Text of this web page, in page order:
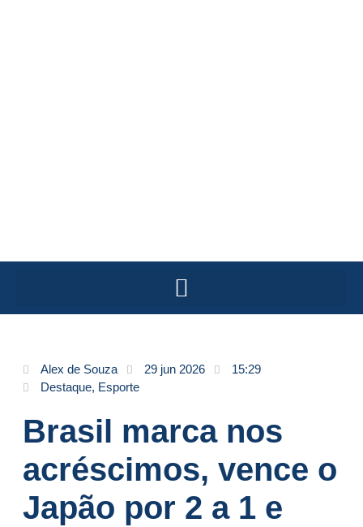
Alex de Souza 29 jun 2026
15:29
Destaque, Esporte
Brasil marca nos
acréscimos, vence o
Japão por 2 a 1 e